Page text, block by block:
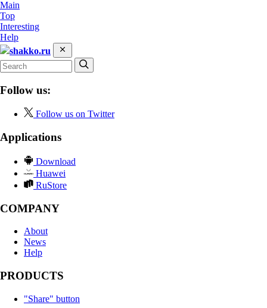
Main
Top
Interesting
Help
shakko.ru
Follow us:
Follow us on Twitter
Applications
Download
Huawei
RuStore
COMPANY
About
News
Help
PRODUCTS
"Share" button